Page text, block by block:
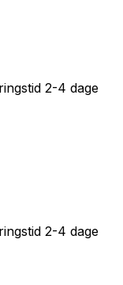
2-4 dage
2-4 dage